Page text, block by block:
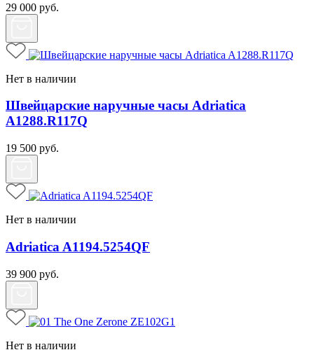
29 000 руб.
Нет в наличии
Швейцарские наручные часы Adriatica
A1288.R117Q
19 500 руб.
Нет в наличии
Adriatica A1194.5254QF
39 900 руб.
Нет в наличии